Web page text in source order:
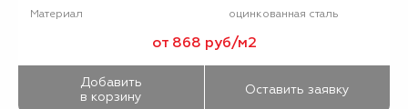
Материал
оцинкованная сталь
от 868 руб/м2
Добавить
в корзину
Оставить заявку